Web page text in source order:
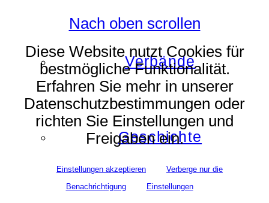
Verbände
Geschichte
Nach oben scrollen
Diese Website nutzt Cookies für
bestmögliche Funktionalität.
Erfahren Sie mehr in unserer
Datenschutzbestimmungen oder
richten Sie Einstellungen und
Freigaben ein.
Einstellungen akzeptieren
Verberge nur die
Benachrichtigung
Einstellungen